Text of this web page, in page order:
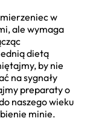
w
ale wymaga
dietą
by nie
na sygnały
preparaty o
naszego wieku
minie.